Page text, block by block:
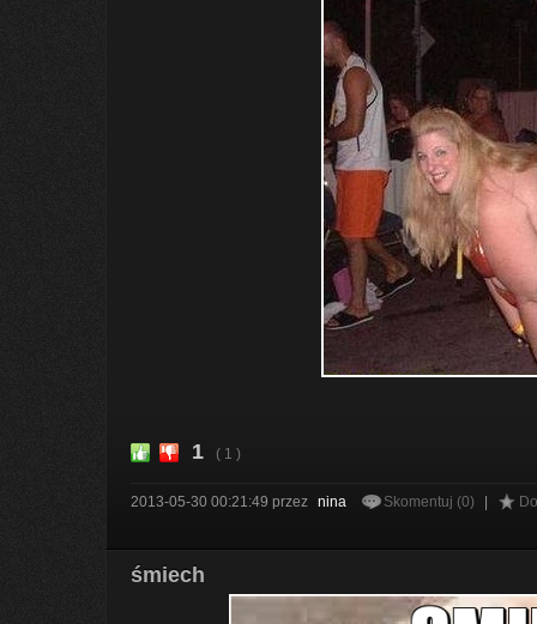
1 ( 1 )
2013-05-30 00:21:49 przez nina Skomentuj (0)
śmiech